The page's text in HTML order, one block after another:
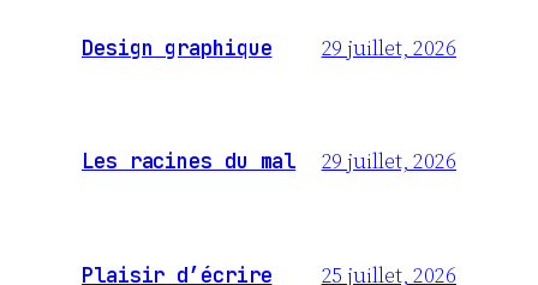
Design graphique 29 juillet, 2026
Les racines du mal 29 juillet, 2026
Plaisir d’écrire 25 juillet, 2026